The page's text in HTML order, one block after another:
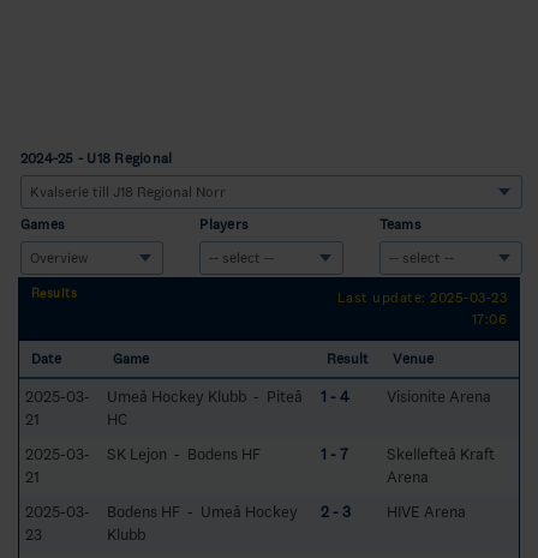
2024-25 - U18 Regional
Games Players Teams
Results
Last update: 2025-03-23
17:06
Date Game Result Venue
2025-03-
21
Umeå Hockey Klubb - Piteå
HC
1 - 4 Visionite Arena
2025-03-
21
SK Lejon - Bodens HF 1 - 7
Skellefteå Kraft
Arena
2025-03-
23
Bodens HF - Umeå Hockey
Klubb
2 - 3 HIVE Arena